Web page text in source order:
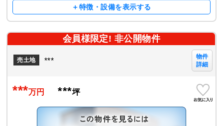
＋特徴・設備を表示する
会員様限定! 非公開物件
売土地 ***
物件
詳細
***万円 ***坪